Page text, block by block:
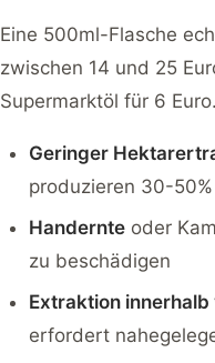
Eine 500ml-Flasche
zwischen 14 und 25
Supermarktöl für 6
Geringer
produzieren 30-
Handernteoder
zu beschädigen
Extraktion innerhalb
erfordert